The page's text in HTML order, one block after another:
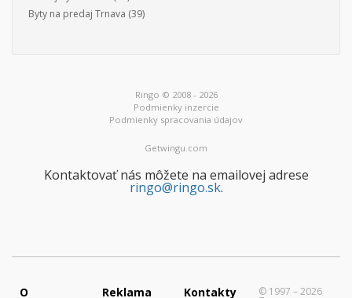
Byty na predaj Trnava (39)
Ringo © 2008 - 2026
Podmienky inzercie
Podmienky spracovania údajov
Getwingu.com
Kontaktovať nás môžete na emailovej adrese
ringo@ringo.sk.
O Reklama Kontakty © 1997 – 2026